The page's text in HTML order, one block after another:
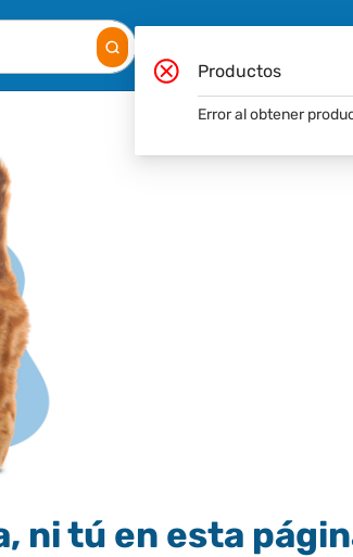
ni tú en esta
Productos
Error al obtener